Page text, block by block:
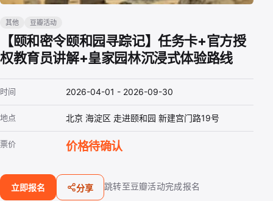
其他 豆瓣活动
【颐和密令颐和园寻踪记】任务卡+官方授
权教育员讲解+皇家园林沉浸式体验路线
时间 2026-04-01 - 2026-09-30
地点 北京 海淀区 走进颐和园 新建宫门路19号
票价 价格待确认
立即报名 分享 跳转至豆瓣活动完成报名